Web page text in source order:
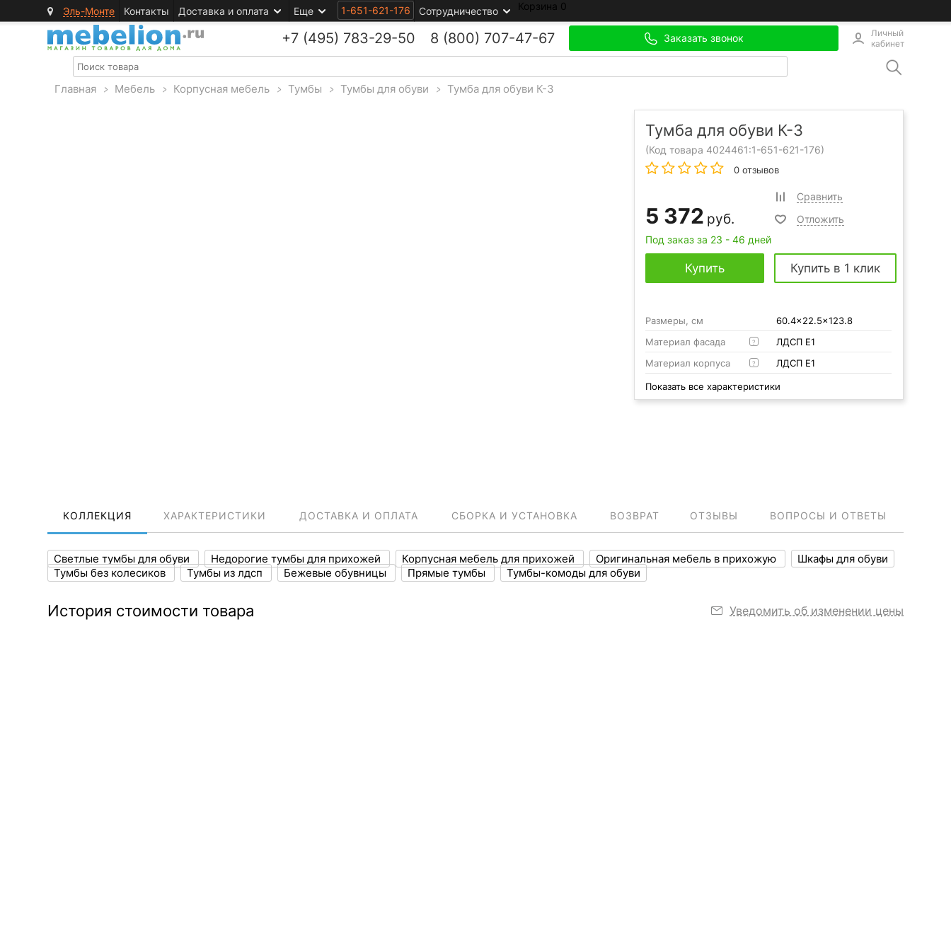
Эль-Монте Контакты Доставка и оплата Еще 1-651-621-176 Сотрудничество Корзина 0
+7 (495) 783-29-50 8 (800) 707-47-67 Заказать звонок
Личный
кабинет
Главная > Мебель > Корпусная мебель > Тумбы > Тумбы для обуви > Тумба для обуви К-3
Тумба для обуви К-3
(Код товара 4024461:1-651-621-176)
0 отзывов
5 372 руб.
Под заказ за 23 - 46 дней
Сравнить
Отложить
Купить Купить в 1 клик
Размеры, см
60.4x22.5x123.8
Материал фасада
?
ЛДСП Е1
Материал корпуса
? ЛДСП Е1
Показать все характеристики
КОЛЛЕКЦИЯ ХАРАКТЕРИСТИКИ ДОСТАВКА И ОПЛАТА СБОРКА И УСТАНОВКА ВОЗВРАТ ОТЗЫВЫ ВОПРОСЫ И ОТВЕТЫ
Светлые тумбы для обуви Недорогие тумбы для прихожей Корпусная мебель для прихожей Оригинальная мебель в прихожую
Шкафы для обуви
Тумбы без колесиков
Тумбы из лдсп Бежевые обувницы Прямые тумбы Тумбы-комоды для обуви
История стоимости товара Уведомить об изменении цены